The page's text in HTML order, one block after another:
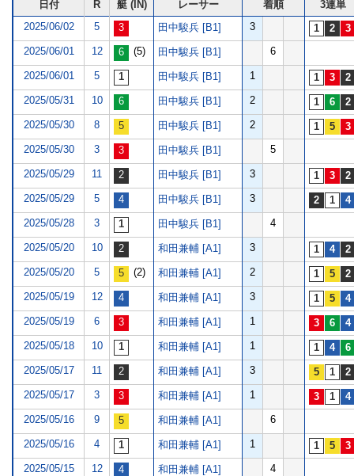
日付 R 艇 (IN) レーサー 着順
3連単
2025/06/02
5 田中駿兵 [B1] 3
2025/06/01 12 (5) 田中駿兵 [B1] 6
2025/06/01 5 田中駿兵 [B1] 1
2025/05/31 10 田中駿兵 [B1] 2
2025/05/30 8 田中駿兵 [B1] 2
2025/05/30 3 田中駿兵 [B1] 5
2025/05/29 11 田中駿兵 [B1] 3
2025/05/29 5 田中駿兵 [B1] 3
2025/05/28 3 田中駿兵 [B1] 4
2025/05/20 10 和田兼輔 [A1] 3
2025/05/20 5 (2) 和田兼輔 [A1] 2
2025/05/19 12 和田兼輔 [A1] 3
2025/05/19 6 和田兼輔 [A1] 1
2025/05/18 10 和田兼輔 [A1] 1
2025/05/17 11 和田兼輔 [A1] 3
2025/05/17 3 和田兼輔 [A1] 1
2025/05/16 9 和田兼輔 [A1] 6
2025/05/16 4 和田兼輔 [A1] 1
2025/05/15 12 和田兼輔 [A1] 4